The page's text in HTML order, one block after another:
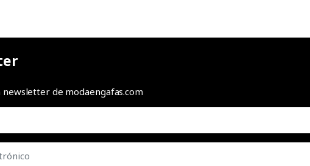
newsletter de modaengafas.com